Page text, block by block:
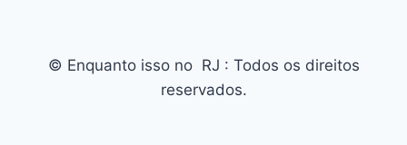
© Enquanto isso no RJ : Todos os direitos
reservados.